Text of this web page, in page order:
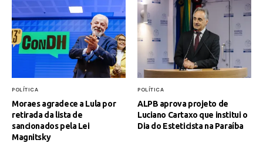
POLÍTICA
Moraes agradece a Lula por
retirada da lista de
sancionados pela Lei
Magnitsky
POLÍTICA
ALPB aprova projeto de
Luciano Cartaxo que institui o
Dia do Esteticista na Paraíba